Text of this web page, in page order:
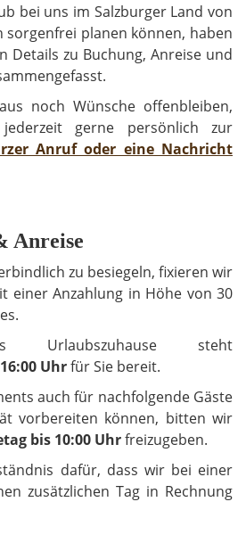
bei uns im Salzburger Land von
planen können, haben
Details zu Buchung, Anreise und
noch Wünsche offenbleiben,
gerne persönlich zur
Anruf oder eine Nachricht
Anreise
zu besiegeln, fixieren wir
einer Anzahlung in Höhe von 30
Urlaubszuhause steht
Uhrfür Sie bereit.
auch für nachfolgende Gäste
vorbereiten können, bitten wir
bis 10:00 Uhrfreizugeben.
dafür, dass wir bei einer
zusätzlichen Tag in Rechnung